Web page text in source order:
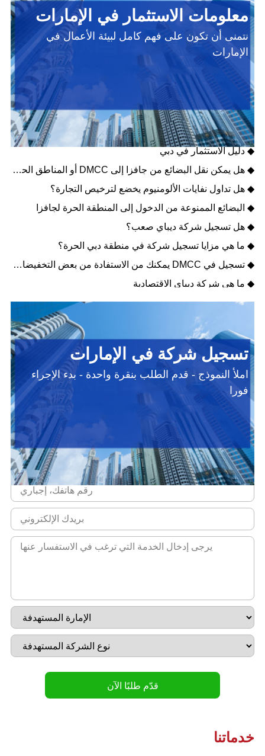
معلومات الاستثمار في الإمارات
نتمنى أن تكون على فهم كامل لبيئة الأعمال في
الإمارات
◆ عملاق الطاقة النظيفة في الإمارات - مصدر
◆ دليل تطوير الأعمال في أبوظبي
◆ دليل الاستثمار في دبي
◆ هل يمكن نقل البضائع من جافزا إلى DMCC أو المناطق الحرة الأخرى؟
◆ هل تداول نفايات الألومنيوم يخضع لترخيص التجارة؟
◆ البضائع الممنوعة من الدخول إلى المنطقة الحرة لجافزا
◆ هل تسجيل شركة ديباي صعب؟
◆ ما هي مزايا تسجيل شركة في منطقة دبي الحرة؟
◆ تسجيل في DMCC يمكنك من الاستفادة من بعض التخفيضات الضريبية
◆ ما هي شركة ديباي الاقتصادية
تسجيل شركة في الإمارات
املأ النموذج - قدم الطلب بنقرة واحدة - بدء الإجراء
فورا
خدماتنا